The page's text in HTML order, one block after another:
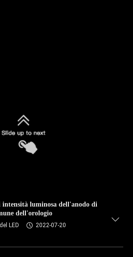
luminosa dell'anodo di
dell'orologio
LED
2022-07-20